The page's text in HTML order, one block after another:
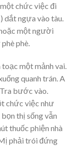
chức việc đi
ngựa vào tàu.
một người
phè.
một mảnh vai.
quanh trán. A
bước vào.
chức việc như
thị sống vẫn
thuốc phiện nhà
phải trói đứng